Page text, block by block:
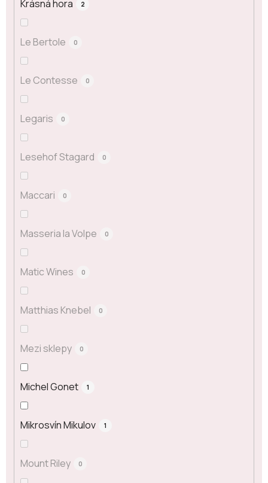
Krásná hora 2
Le Bertole 0
Le Contesse 0
Legaris 0
Lesehof Stagard 0
Maccari 0
Masseria la Volpe 0
Matic Wines 0
Matthias Knebel 0
Mezi sklepy 0
Michel Gonet 1
Mikrosvín Mikulov 1
Mount Riley 0